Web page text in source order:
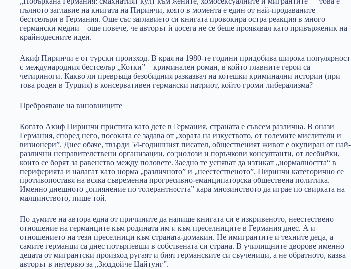
пълното заглавие на книгата на Пиринчи, която в момента е един от най-продаваните
бестселъри в Германия. Още със заглавието си книгата провокира остра реакция в много
германски медии – още повече, че авторът ѝ досега не се беше проявявал като привърженик на
крайнодесните идеи.
Акиф Пиринчи е от турски произход. В края на 1980-те години придобива широка популярност
с международния бестселър „Котки” – криминален роман, в който главните герои са
четириноги. Какво ли превръща безобидния разказвач на котешки криминални истории (при
това роден в Турция) в консервативен германски патриот, който громи либерализма?
Преброяване на виновниците
Когато Акиф Пиринчи пристига като дете в Германия, страната е съвсем различна. В онази
Германия, според него, посоката се задава от „хората на изкуството, от големите мислители и
визионери”. Днес обаче, твърди 54-годишният писател, общественият живот е окупиран от най-
различни неправителствени организации, социолози и поръчкови консултанти, от лесбийки,
които се борят за равенство между половете. Заедно те успяват да изтикат „нормалността“ в
периферията и налагат като норма „различното” и „неестественото”. Пиринчи категорично се
противопоставя на всяка съвременна прогресивно-еманципаторска обществена политика.
Именно днешното „опиянение по толерантността” кара мнозинството да играе по свирката на
малцинството, пише той.
По думите на автора една от причините да напише книгата си е изкривеното, неестествено
отношение на германците към родината им и към преселниците в Германия днес. А и
отношението на тези преселници към страната-домакин. Не имигрантите и техните деца, а
самите германци са днес потърпевши в собствената си страна. В училищните дворове именно
децата от мигрантски произход ругаят и бият германските си съученици, а не обратното, казва
авторът в интервю за „Зюддойче Цайтунг”.